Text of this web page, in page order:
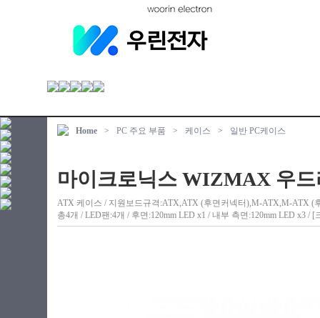
Home > PC 주요 부품 > 케이스 > 일반 PC케이스
마이크로닉스 WIZMAX 우
ATX 케이스 / 지원보드규격:ATX,ATX (후면커넥터),M-ATX,M-ATX (
총4개 / LED팬:4개 / 후면:120mm LED x1 / 내부 측면:120mm LED x3